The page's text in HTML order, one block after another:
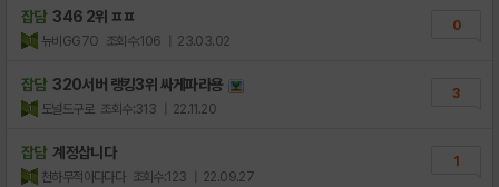
잡담 346 2위 ㅍㅍ
뉴비GG7O 조회수:106 | 23.03.02
0
잡담 320서버 랭킹3위 싸게파라용
도널드구로 조회수:313 | 22.11.20
3
잡담 계정삽니다
천하무적아다다다 조회수:123 | 22.09.27
1